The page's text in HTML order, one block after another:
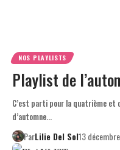
NOS PLAYLISTS
Playlist de
C’est parti pour la quatrième
d’automne…
ParLilie Del Sol13